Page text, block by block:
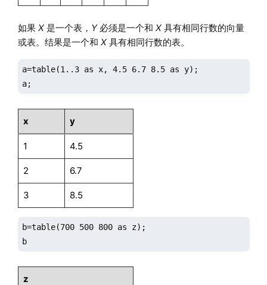
如果 X是一个表， Y必须是一个和 X具有相同行数的向量
或表。结果是一个和 X具有相同行数的表。
a=table(1..3 as x, 4.5 6.7 8.5 as y);
a;
x y
1 4.5
2 6.7
3 8.5
b=table(700 500 800 as z);
b
z